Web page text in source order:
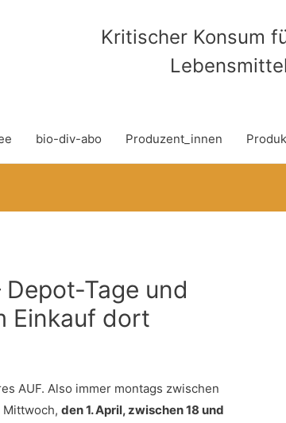
Kritischer Konsum
bio-div-abo Produzent_innen
Tage und
Einkauf dort
AUF. Also immer montags zwischen
Mittwoch,den 1. April, zwischen 18 und